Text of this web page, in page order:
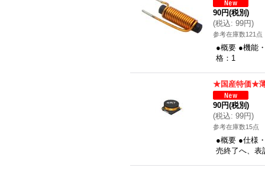
90円(税別)
(税込: 99円)
参考在庫数121点
●概要 ●機能
格：1
★国産特価★薄
90円(税別)
(税込: 99円)
参考在庫数15点
●概要 ●仕様
売終了へ、表